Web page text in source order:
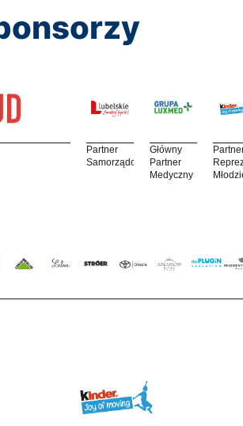
Partner
Samorządowy
Główny
Partner
Medyczny